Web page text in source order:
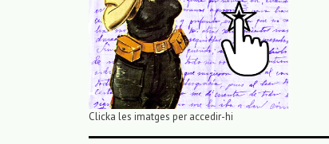
Clicka les imatges per accedir-hi